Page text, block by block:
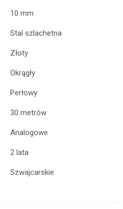
10 mm
Stal szlachetna
Złoty
Okrągły
Perłowy
30 metrów
Analogowe
2 lata
Szwajcarskie